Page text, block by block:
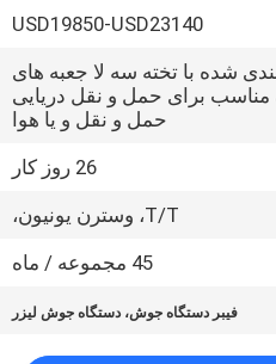
USD19850-USD23140
شده با تخته سه لا جعبه های
برای حمل و نقل دریایی
حمل و نقل و یا هوا
26 روز کار
T/T، وسترن یونیون،
45 مجموعه / ماه
فیبر دستگاه جوش، دستگاه جوش لیزر